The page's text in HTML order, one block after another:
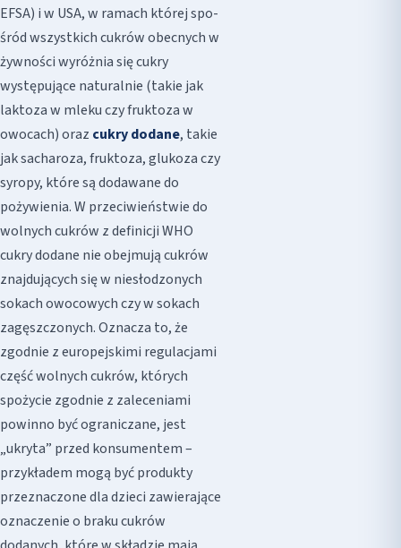
EFSA) i w USA, w ramach której spo-
śród wszystkich cukrów obecnych w
żywności wyróżnia się cukry
występujące naturalnie (takie jak
laktoza w mleku czy fruktoza w
owocach) oraz cukry dodane, takie
jak sacharoza, fruktoza, glukoza czy
syropy, które są dodawane do
pożywienia. W przeciwieństwie do
wolnych cukrów z definicji WHO
cukry dodane nie obejmują cukrów
znajdujących się w niesłodzonych
sokach owocowych czy w sokach
zagęszczonych. Oznacza to, że
zgodnie z europejskimi regulacjami
część wolnych cukrów, których
spożycie zgodnie z zaleceniami
powinno być ograniczane, jest
„ukryta” przed konsumentem –
przykładem mogą być produkty
przeznaczone dla dzieci zawierające
oznaczenie o braku cukrów